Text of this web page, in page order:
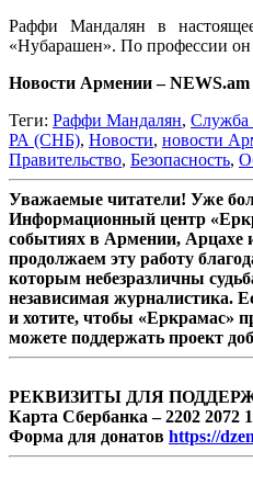
Раффи Мандалян в
«Нубарашен». По профессии он
Новости Армении – NEWS.am
Теги: Раффи Мандалян, Служба
РА (СНБ), Новости, новости
Правительство, Безопасность,
Уважаемые читатели! Уже
Информационный центр
событиях в Армении, Арцахе
продолжаем эту работу
которым небезразличны
независимая журналистика.
и хотите, чтобы «Еркрамас»
можете поддержать проект
РЕКВИЗИТЫ ДЛЯ
Карта Сбербанка – 2202 2072
Форма для донатов https://